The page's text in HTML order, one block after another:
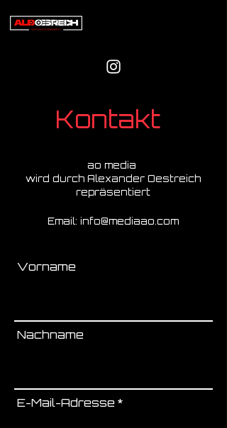
Kontakt
ao media
wird durch Alexander Oestreich
repräsentiert
Email: info@mediaao.com
Vorname
Nachname
E-Mail-Adresse